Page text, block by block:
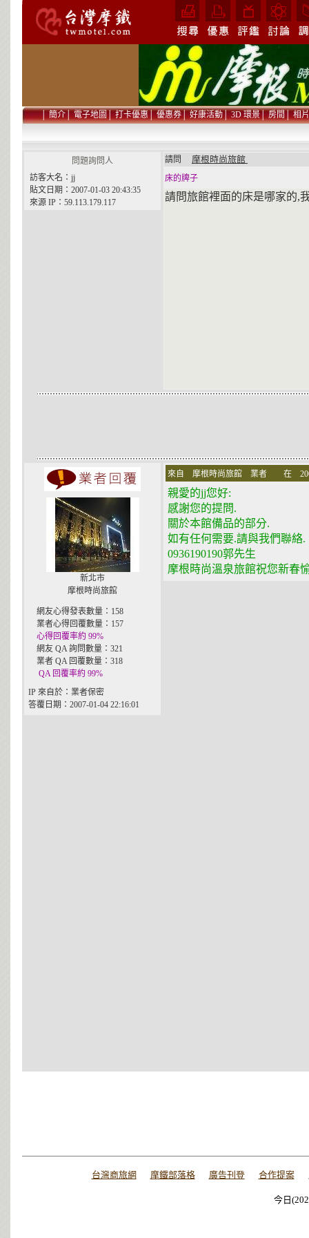
│簡介│電子地圖│打卡優惠│優惠券│好康活動│3D 環景│房間│相片
問題詢問人
訪客大名：jj
貼文日期：2007-01-03 20:43:35
來源 IP：59.113.179.117
請問 摩根時尚旅館
床的牌子
請問旅館裡面的床是哪家的,
新北市
摩根時尚旅館
網友心得發表數量：158
業者心得回覆數量：157
心得回覆率約 99%
網友 QA 詢問數量：321
業者 QA 回覆數量：318
QA 回覆率約 99%
IP 來自於：業者保密
答覆日期：2007-01-04 22:16:01
來自 摩根時尚旅館 業者 在
親愛的jj您好:
感謝您的提問.
關於本館備品的部分.
如有任何需要.請與我們聯絡.
0936190190郭先生
摩根時尚溫泉旅館祝您新春
台灣商旅網 摩鐵部落格 廣告刊登 合作提案
今日